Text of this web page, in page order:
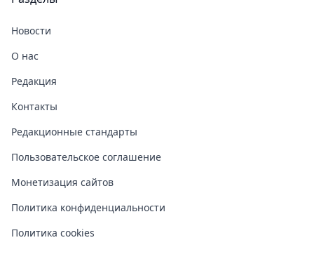
Новости
О нас
Редакция
Контакты
Редакционные стандарты
Пользовательское соглашение
Монетизация сайтов
Политика конфиденциальности
Политика cookies